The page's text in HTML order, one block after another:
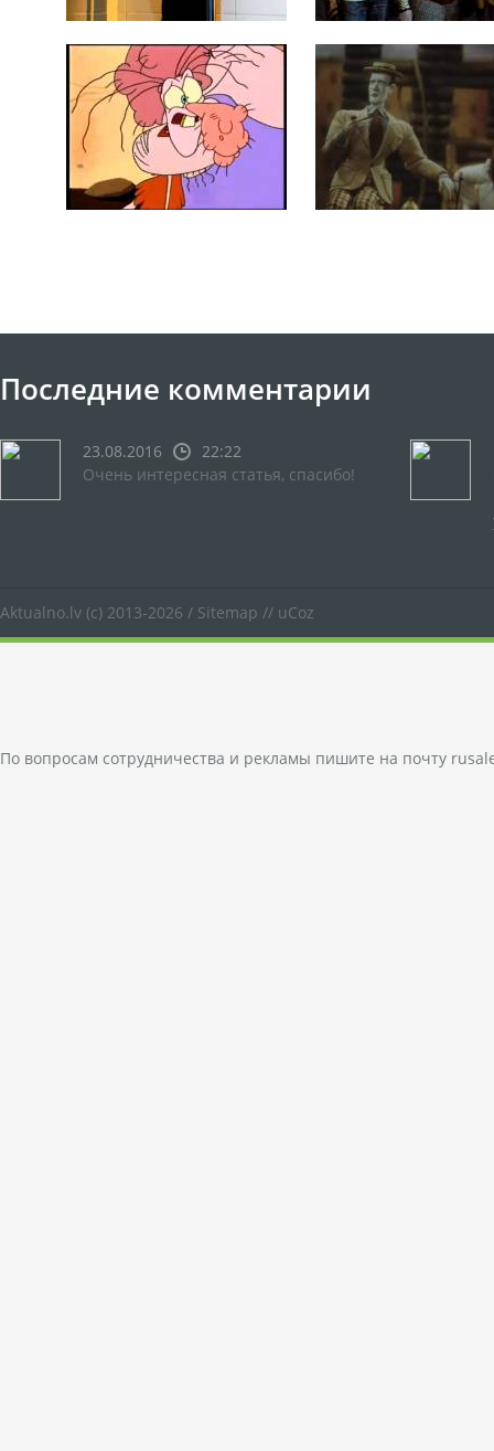
Последние комментарии
23.08.2016
22:22
Очень интересная статья, спасибо!
Aktualno.lv (c) 2013-2026 / Sitemap // uCoz
По вопросам сотрудничества и рекламы пишите на почту